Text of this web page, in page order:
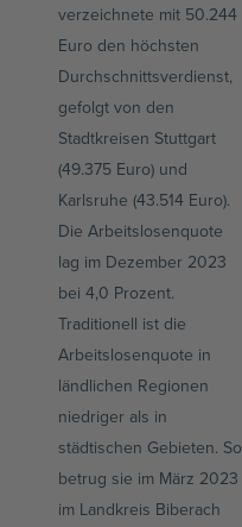
verzeichnete mit 50.244
Euro den höchsten
Durchschnittsverdienst,
gefolgt von den
Stadtkreisen Stuttgart
(49.375 Euro) und
Karlsruhe (43.514 Euro).
Die Arbeitslosenquote
lag im Dezember 2023
bei 4,0 Prozent.
Traditionell ist die
Arbeitslosenquote in
ländlichen Regionen
niedriger als in
städtischen Gebieten. So
betrug sie im März 2023
im Landkreis Biberach